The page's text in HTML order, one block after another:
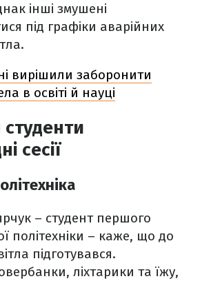
інші змушені
під графіки аварійних
вирішили заборонити
в освіті й науці
сесії
– студент першого
політехніки – каже, що до
підготувався.
ліхтарики та їжу,